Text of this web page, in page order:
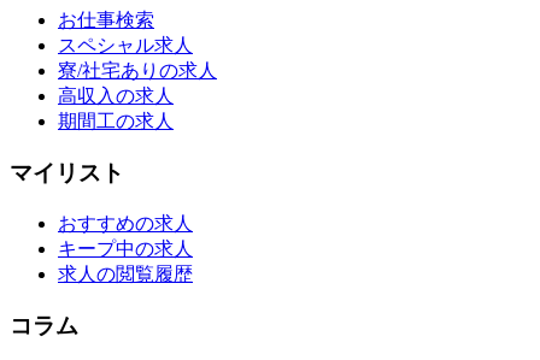
お仕事検索
スペシャル求人
寮/社宅ありの求人
高収入の求人
期間工の求人
マイリスト
おすすめの求人
キープ中の求人
求人の閲覧履歴
コラム